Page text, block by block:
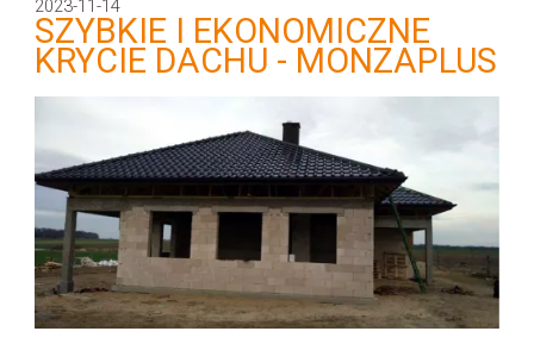
2023-11-14
SZYBKIE I EKONOMICZNE
KRYCIE DACHU - MONZAPLUS